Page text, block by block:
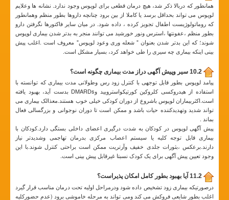
همانطور که دربالا ذکر شد، هیچ درمان قطعی برای لوپوس وجود ندارد. نشانه ها وعلایم
لوپوس می تواند بحداقل برسد یا کاملا از بین برود چنانچه داروها بطور منظم وهمانطور
که روماتولوژیست اطفال تجویز کرده ، داده شود. در میان سایر فاکتورها نگرفتن دارو
بطور منظم ،عفونتها ،استرس ونور خورشید می توانند منجر به بدتر شدن بیماری لوپوس
شوند؛ که این بدتر شدن بعنوان " شعله وری وعود لوپوس" معروف است .اغلب پیش
بینی اینکه بیماری چه سیری را طی خواهد کرد، بسیار مشکل است.
پیامد لوپوس بطور قابل توجهی با کنترل زود رس وطولانی مدت بیماری که توانسته با
استفاده از هیدروکسی کلروکین کورتیکواسترویید وDMARDs بدست آید، بهبود یافته
است.اکثربیماران لوپوس باشروع از دوران کودکی خیلی خوب هستند.معذالک بیماری می
تواند شدید وتهدیدکننده حیات باشد و ممکن است تا دوران نوجوانی و بزرگسالی فعال
بماند .
پیش آگهی لوپوس در کودکان به شدت درگیری اعضای داخلی بستگی دارد.کودکان با
بیماری قابل توجه کلیه یا سیستم اعصاب مرکزی بدرمان تهاجمی وشدیدتر نیاز
دارند.برعکس ،بثورات جلدی خفیف وآرتریت ممکن است براحتی کنترل شوند.با این
وجود تعیین پیش آگهی برای یک کودک نسبتا غیرقابل پیش بینی است.
درصورتیکه بیماری زود تشخیص داده شود ودرمراحل اولیه تحت درمان مناسب قرار گیرد
اغلب بطور شایعی فروکش می کند ومی تواند به مرحله خاموشی برود (عدم حضورکلیه